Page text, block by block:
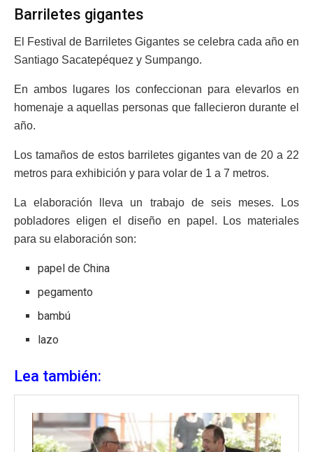
Barriletes gigantes
El Festival de Barriletes Gigantes se celebra cada año en
Santiago Sacatepéquez y Sumpango.
En ambos lugares los confeccionan para elevarlos en
homenaje a aquellas personas que fallecieron durante el
año.
Los tamaños de estos barriletes gigantes van de 20 a 22
metros para exhibición y para volar de 1 a 7 metros.
La elaboración lleva un trabajo de seis meses. Los
pobladores eligen el diseño en papel. Los materiales
para su elaboración son:
papel de China
pegamento
bambú
lazo
Lea también: